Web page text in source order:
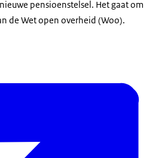
pensioenstelsel. Het gaat om
de Wet open overheid (Woo).